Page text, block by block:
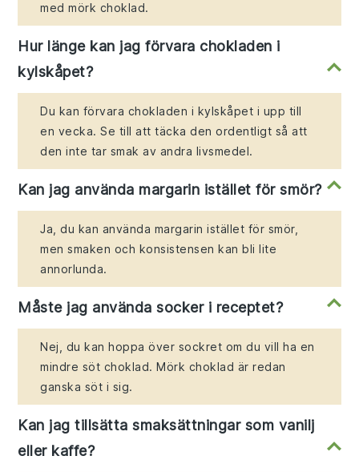
med mörk choklad.
Hur länge kan jag förvara chokladen i
kylskåpet?
Du kan förvara chokladen i kylskåpet i upp till
en vecka. Se till att täcka den ordentligt så att
den inte tar smak av andra livsmedel.
Kan jag använda margarin istället för smör?
Ja, du kan använda margarin istället för smör,
men smaken och konsistensen kan bli lite
annorlunda.
Måste jag använda socker i receptet?
Nej, du kan hoppa över sockret om du vill ha en
mindre söt choklad. Mörk choklad är redan
ganska söt i sig.
Kan jag tillsätta smaksättningar som vanilj
eller kaffe?